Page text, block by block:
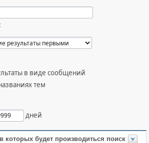
в виде сообщений
тем
дней
которых будет производиться поиск